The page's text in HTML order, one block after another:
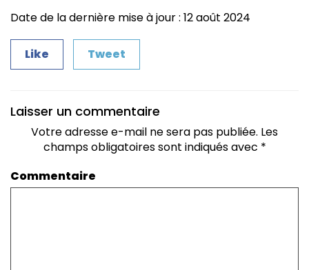
Date de la dernière mise à jour : 12 août 2024
Like Tweet
Laisser un commentaire
Votre adresse e-mail ne sera pas publiée. Les
champs obligatoires sont indiqués avec *
Commentaire